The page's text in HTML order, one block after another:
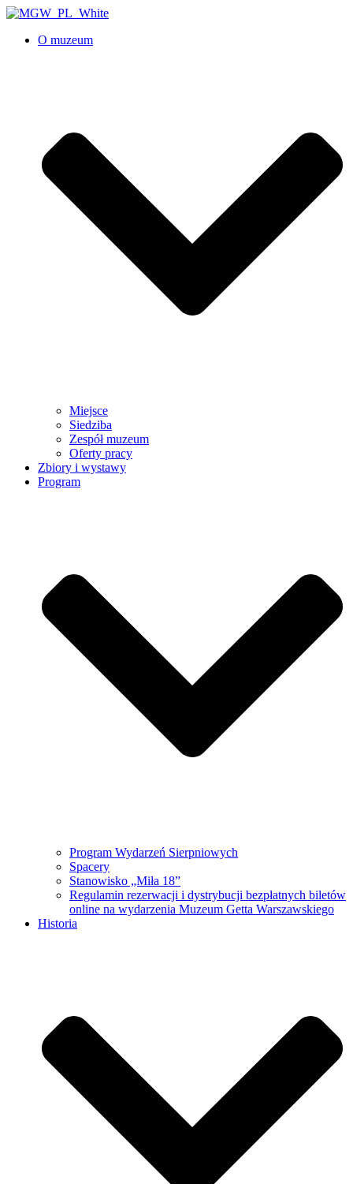
O muzeum
Miejsce
Siedziba
Zespół muzeum
Oferty pracy
Zbiory i wystawy
Program
Program Wydarzeń Sierpniowych
Spacery
Stanowisko „Miła 18”
Regulamin rezerwacji i dystrybucji bezpłatnych biletów
online na wydarzenia Muzeum Getta Warszawskiego
Historia